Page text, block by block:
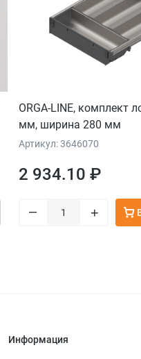
ORGA-LINE, комплект
мм, ширина 280 мм
Артикул: 3646070
2 934.10 ₽
– +
Информация